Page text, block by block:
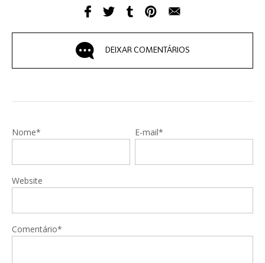
DEIXAR COMENTÁRIOS
Nome* E-mail*
Website
Comentário*